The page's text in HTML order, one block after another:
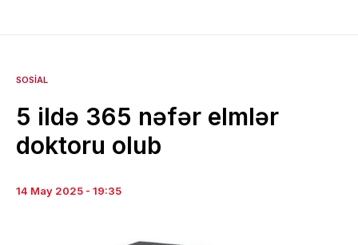
SOSIAL
5 ildə 365 nəfər elmlər
doktoru olub
14 May 2025 - 19:35